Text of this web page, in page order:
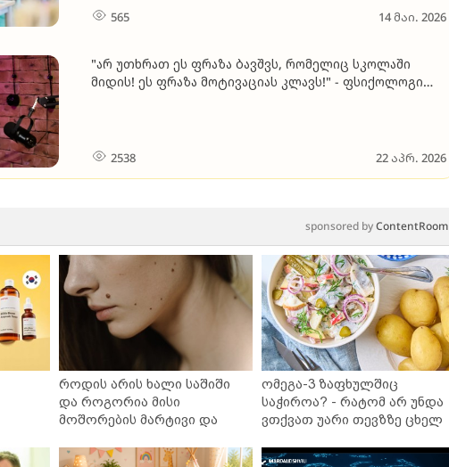
565 14 მაი. 2026
"არ უთხრათ ეს ფრაზა ბავშვს, რომელიც სკოლაში
მიდის! ეს ფრაზა მოტივაციას კლავს!" - ფსიქოლოგი
2538 22 აპრ. 2026
sponsored byContentRoom
როდის არის ხალი საშიში
და როგორია მისი
მოშორების მარტივი და
ომეგა-3 ზაფხულშიც
საჭიროა? - რატომ არ უნდა
ვთქვათ უარი თევზზე ცხელ